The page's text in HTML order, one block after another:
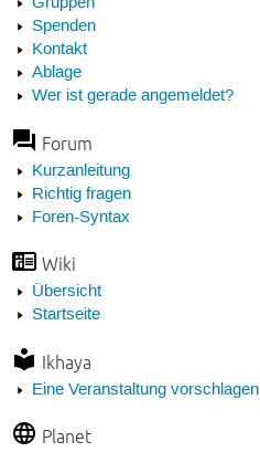
Spenden
Kontakt
Ablage
Wer ist gerade angemeldet?
Forum
Kurzanleitung
Richtig fragen
Foren-Syntax
Wiki
Übersicht
Startseite
Ikhaya
Eine Veranstaltung vorschlagen
Planet